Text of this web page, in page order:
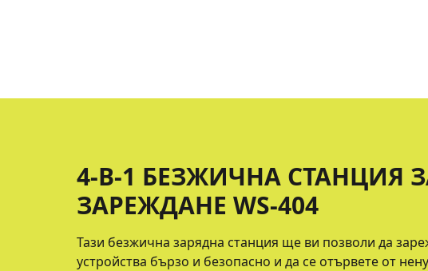
4-В-1 БЕЗЖИЧНА СТАНЦИЯ
ЗАРЕЖДАНЕ WS-404
Тази безжична зарядна станция ще ви позволи да
устройства бързо и безопасно и да се отървете от